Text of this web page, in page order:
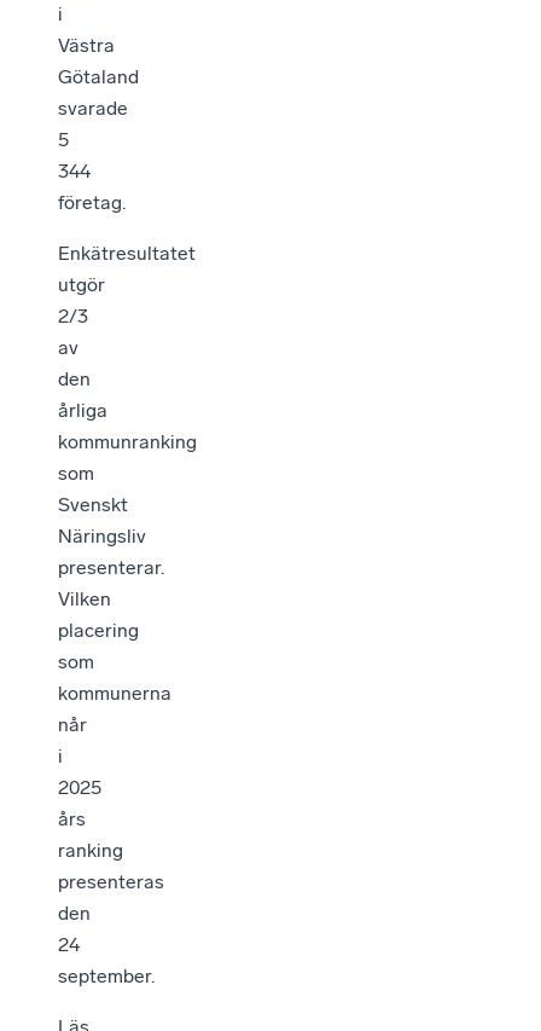
i
Västra
Götaland
svarade
5
344
företag.
Enkätresultatet
utgör
2/3
av
den
årliga
kommunranking
som
Svenskt
Näringsliv
presenterar.
Vilken
placering
som
kommunerna
når
i
2025
års
ranking
presenteras
den
24
september.
Läs